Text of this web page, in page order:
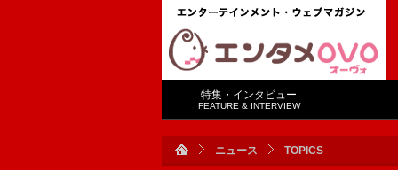
特集・インタビュー
FEATURE & INTERVIEW
ニュース TOPICS